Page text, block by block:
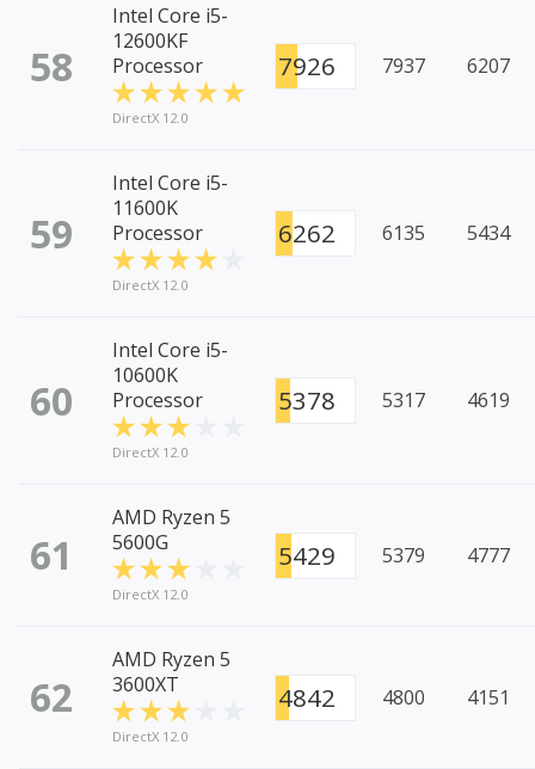
58
Intel Core i5-
12600KF
Processor
DirectX 12.0
7926 7937 6207
59
Intel Core i5-
11600K
Processor
DirectX 12.0
6262 6135 5434
60
Intel Core i5-
10600K
Processor
DirectX 12.0
5378 5317 4619
61
AMD Ryzen 5
5600G
DirectX 12.0
5429 5379 4777
62
AMD Ryzen 5
3600XT
DirectX 12.0
4842 4800 4151